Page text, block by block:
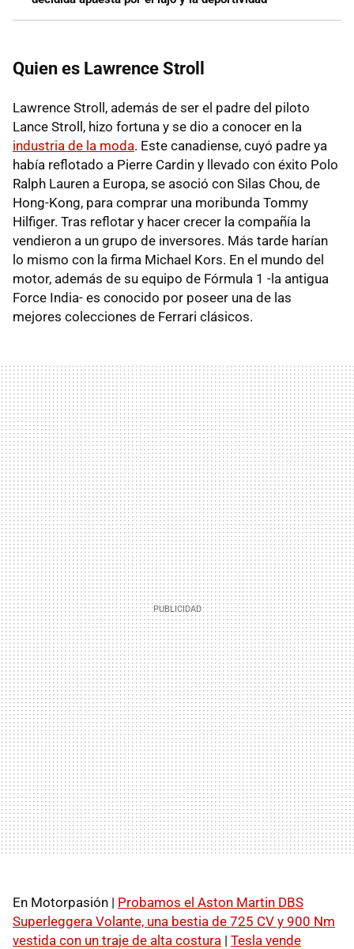
Quien es Lawrence Stroll
Lawrence Stroll, además de ser el padre del piloto
Lance Stroll, hizo fortuna y se dio a conocer en la
industria de la moda. Este canadiense, cuyó padre ya
había reflotado a Pierre Cardin y llevado con éxito Polo
Ralph Lauren a Europa, se asoció con Silas Chou, de
Hong-Kong, para comprar una moribunda Tommy
Hilfiger. Tras reflotar y hacer crecer la compañía la
vendieron a un grupo de inversores. Más tarde harían
lo mismo con la firma Michael Kors. En el mundo del
motor, además de su equipo de Fórmula 1 -la antigua
Force India- es conocido por poseer una de las
mejores colecciones de Ferrari clásicos.
En Motorpasión | Probamos el Aston Martin DBS
Superleggera Volante, una bestia de 725 CV y 900 Nm
vestida con un traje de alta costura | Tesla vende